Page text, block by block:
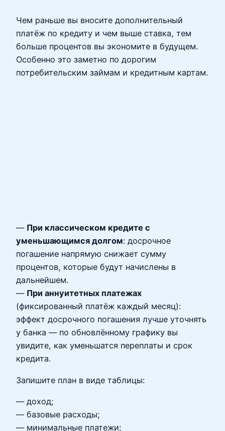
Чем раньше вы вносите дополнительный
платёж по кредиту и чем выше ставка, тем
больше процентов вы экономите в будущем.
Особенно это заметно по дорогим
потребительским займам и кредитным картам.
— При классическом кредите с
уменьшающимся долгом: досрочное
погашение напрямую снижает сумму
процентов, которые будут начислены в
дальнейшем.
— При аннуитетных платежах
(фиксированный платёж каждый месяц):
эффект досрочного погашения лучше уточнять
у банка — по обновлённому графику вы
увидите, как уменьшатся переплаты и срок
кредита.
Запишите план в виде таблицы:
— доход;
— базовые расходы;
— минимальные платежи;